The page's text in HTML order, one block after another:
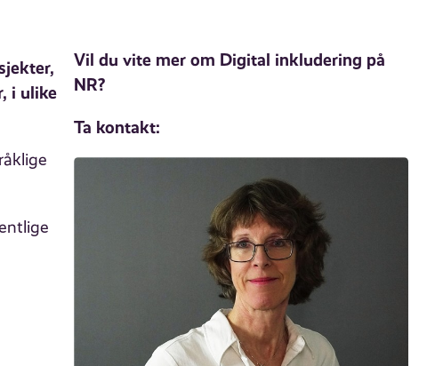
i ulike
Vil du vite mer om Digital inkludering på
NR?
Ta kontakt: